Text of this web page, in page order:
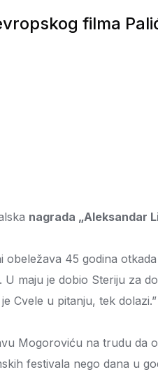
filma
nagrada „Aleksandar
45 godina
maju je dobio Steriju za
Cvele u pitanju, tek dolazi.”
Mogoroviću na trudu da
festivala nego dana u